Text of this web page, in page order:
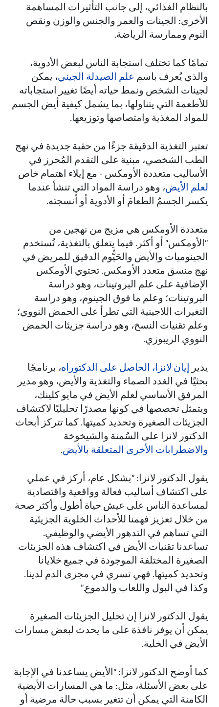
بالنظام الغذائي، إلى جانب التأثيرات المساهمة
الأخرى: الجينات والعمر والجنس والوزن ونقص
النوم وممارسة الرياضة.
تمامًا كما تختلف استجابة الناس لبعض الأدوية،
والذي يُعرف باسم علم الصيدلة الجيني، يمكن
لجينات الشخص ونمط حياته أيضًا تغيير استجاباته
للأطعمة التي يتناولها، بما يشمل كيفية أيض الجسم
للمواد المغذية وامتصاصها وتوزيعها.
تعتبر التغذية الدقيقة جزءًا من حقبة جديدة في نهج
الطب الشخصي، مبنية على التقدم المُحرز في
الأساليب متعددة الأومكس - مع إيلاء اهتمام خاص
لعلم الأيض، وهو دراسة المواد التي تنشأ عندما
يكسر الجسمُ الطعامَ أو الأدوية أو أنسجته.
متعددة الأومكس هي مزيج من نهجين من
"الأومكس" أو أكثر. فيما يتعلق بالتغذية، تُستخدم
الجينوميات والأيض والحَيُّوم الدقيق للمريض في
نهج منسق متعدد الأومكس. تحتوي الأومكس
الإضافية على علم البروتينات، وهو دراسة
البروتينات؛ وعلم ما فوق الجينوم، وهو دراسة
التغيرات اللاجينية التي تطرأ على الحمض النووي؛
وعلم تقنيات النسخ، وهو دراسة جزيئات الحمض
النووي الريبوزي.
يدير إيان لانزا، الحاصل على الدكتوراه، برنامجًا
بحثيًا في الغدد الصماء والتغذية والأيض، وهو مدير
المرفق الأساسي لعلم الأيض في مايو كلينك،
ويتمثل تخصصها في كونها مصدرًا تحليليًا لاكتشاف
الجزيئات الصغيرة وتحديد كميتها. كما تتركز أبحاث
الدكتور لانزا على السُمنة والشيخوخة
والاضطرابات الأخرى المتعلقة بالأيض.
يقول الدكتور لانزا: "بشكل عام، أركز في عملي
على اكتشاف أساليب فعالة وواقعية واقتصادية
لمساعدة الناس على عيش حياة أطول وأكثر صحة
من خلال تعزيز فهمنا للأحداث الخلوية الجزيئية
التي تساهم في التدهور الأيضي والوظيفي.
تساعدنا تقنيات الأيض في اكتشاف هذه الجزيئات
الصغيرة المختلفة الموجودة في جميع خلايانا
وتحديد كميتها. فهي تسري في مجرى الدم لدينا.
وكذا في البول واللعاب والدموع."
يقول الدكتور لانزا إن تحليل الجزيئات الصغيرة
يمكن أن يوفر نافذة على ما يحدث لبعض مسارات
الأيض في الخلية.
كما أوضح الدكتور لانزا: "الأيض يساعدنا في الإجابة
على بعض الأسئلة، مثل: ما هي المسارات الأيضية
الكامنة التي يمكن أن تتغير بسبب حالة مرضية أو